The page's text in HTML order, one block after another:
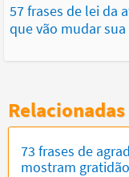
57 frases de lei da
que vão mudar sua
Relacionadas
73 frases de
mostram gratidão